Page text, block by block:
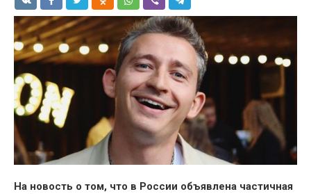
На новость о том, что в России объявлена частичная